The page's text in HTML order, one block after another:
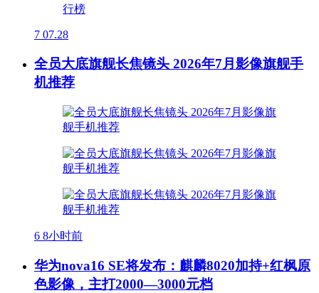
7 07.28
全员大底旗舰长焦镜头 2026年7月影像旗舰手
机推荐
6 8小时前
华为nova16 SE将发布：麒麟8020加持+红枫原
色影像，主打2000—3000元档